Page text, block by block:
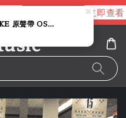
立即查看
勝利女神：妮姬NIKKE 原聲帶 OST 【OLD TALES｜藍白彩膠】（黑膠唱片 LP）